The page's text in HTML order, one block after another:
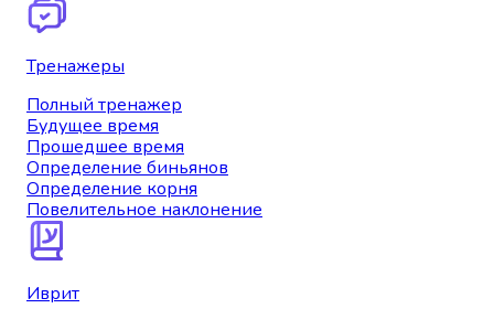
Тренажеры
Полный тренажер
Будущее время
Прошедшее время
Определение биньянов
Определение корня
Повелительное наклонение
Иврит